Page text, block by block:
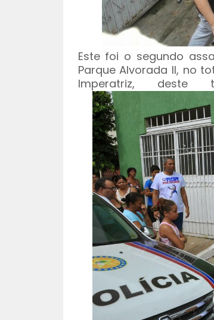
Este foi o segundo
Parque Alvorada II, no
Imperatriz,